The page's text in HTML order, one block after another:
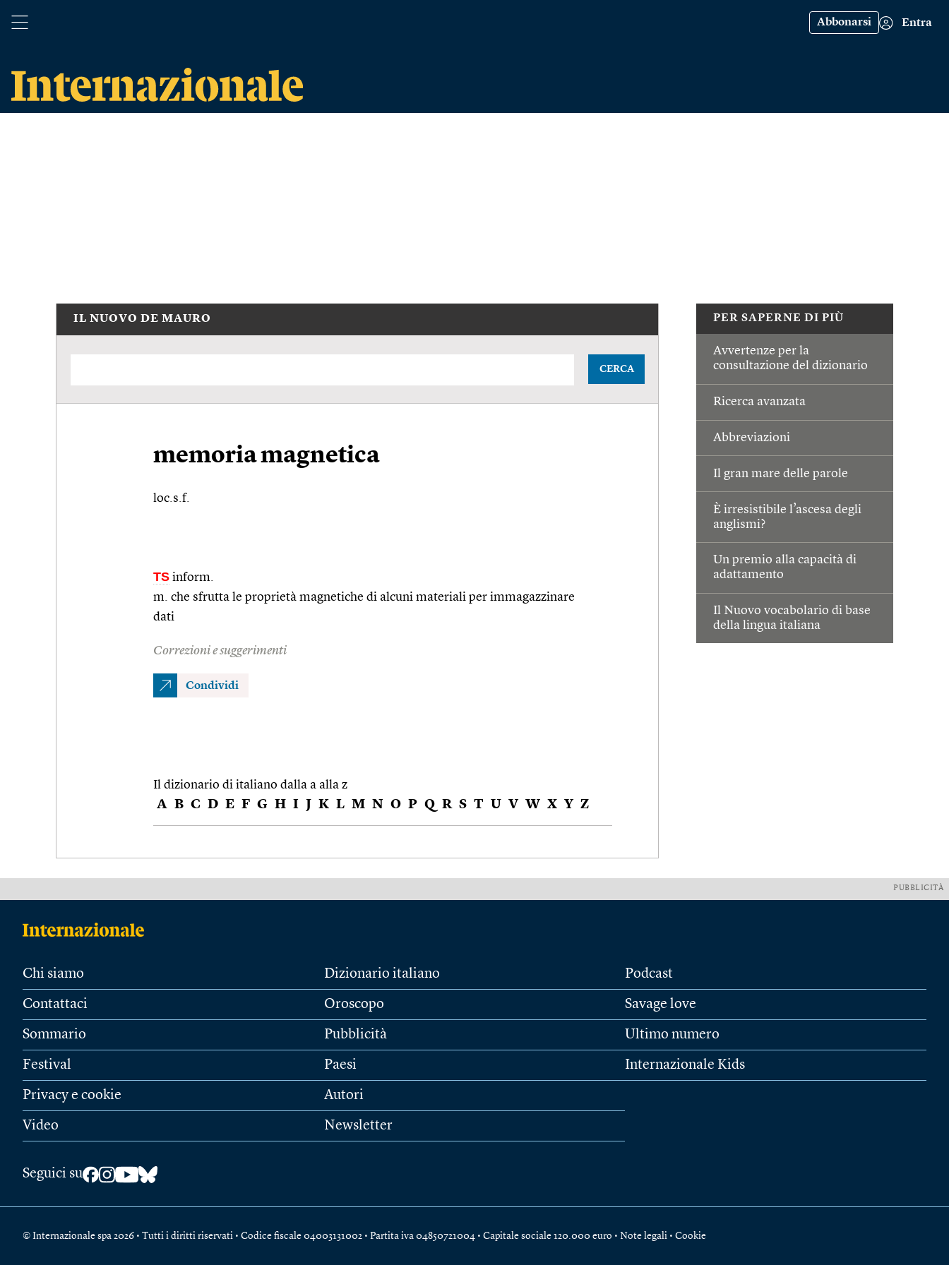
Abbonarsi Entra
PER SAPERNE DI PIÙ
Avvertenze per la
consultazione del dizionario
Ricerca avanzata
Abbreviazioni
Il gran mare delle parole
È irresistibile l’ascesa degli
anglismi?
Un premio alla capacità di
adattamento
Il Nuovo vocabolario di base
della lingua italiana
IL NUOVO DE MAURO
CERCA
memoria magnetica
loc.s.f.
TS inform.
m. che sfrutta le proprietà magnetiche di alcuni materiali per immagazzinare
dati
Correzioni e suggerimenti
Condividi
Il dizionario di italiano dalla a alla z
A B C D E F G H I J K L M N O P Q R S T U V W X Y Z
PUBBLICITÀ
Chi siamo
Contattaci
Sommario
Festival
Privacy e cookie
Video
Dizionario italiano
Oroscopo
Pubblicità
Paesi
Autori
Newsletter
Podcast
Savage love
Ultimo numero
Internazionale Kids
Seguici su
© Internazionale spa 2026 • Tutti i diritti riservati • Codice fiscale 04003131002 • Partita iva 04850721004 • Capitale sociale 120.000 euro • Note legali • Cookie